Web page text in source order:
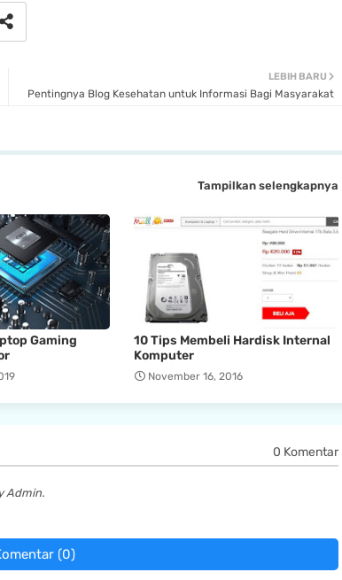
LEBIH BARU
Pentingnya Blog Kesehatan untuk Informasi Bagi Masyarakat
Tampilkan selengkapnya
Gaming
10 Tips Membeli Hardisk Internal
Komputer
November 16, 2016
0 Komentar
Admin.
(0)